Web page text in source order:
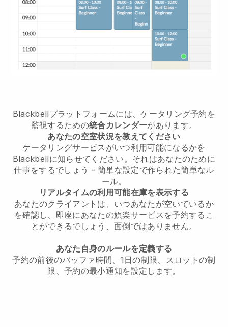
Blackbellプラットフォームには、ケータリング予約を
監視するための統合カレンダーがあります。
あなたの空室状況を教えてください
ケータリングサービスがいつ利用可能になるかを
Blackbellに知らせてください。それはあなたのために
仕事をするでしょう - 簡単な設定で作られた簡単なル
ール。
リアルタイムの利用可能在庫を表示する
あなたのクライアントは、いつあなたが空いているか
を確認し、即座にあなたの娯楽サービスを予約するこ
とができるでしょう、面倒ではありません。
あなた自身のルールを定義する
予約の前後のバッファ時間、1日の制限、スロットの制
限、予約の最小通知を設定します。